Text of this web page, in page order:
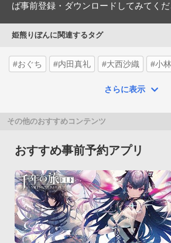
ば事前登録・ダウンロードしてみてくだ
姫熊りぼんに関連するタグ
#おぐち #内田真礼 #大西沙織 #小
さらに表示
その他のおすすめコンテンツ
おすすめ事前予約アプリ